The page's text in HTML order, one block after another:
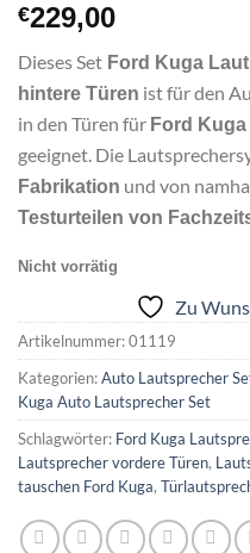
€229,00
Dieses Set Ford Kuga
hintere Türen ist für den
in den Türen für Ford
geeignet. Die
Fabrikation und von
Testurteilen von
Nicht vorrätig
Zu
Artikelnummer:01119
Kategorien:Auto Lautsprecher
Kuga Auto Lautsprecher Set
Schlagwörter: Ford Kuga
Lautsprecher vordere Türen,
tauschen Ford Kuga,